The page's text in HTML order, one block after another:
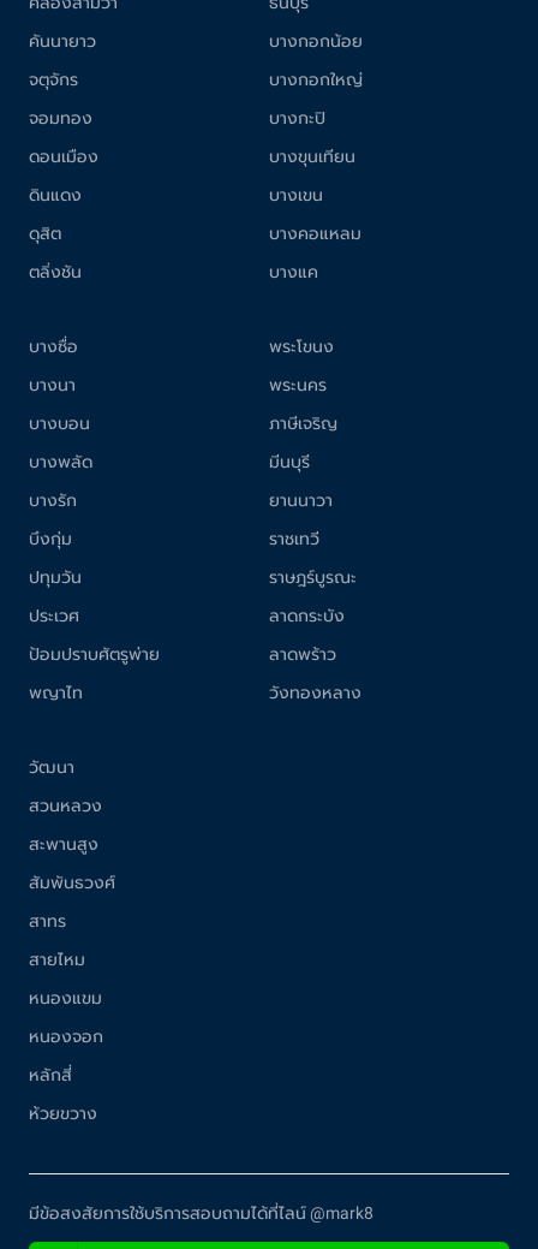
คันนายาว
จตุจักร
จอมทอง
ดอนเมือง
ดินแดง
ดุสิต
ตลิ่งชัน
บางกอกน้อย
บางกอกใหญ่
บางกะปิ
บางขุนเทียน
บางเขน
บางคอแหลม
บางแค
บางซื่อ
บางนา
บางบอน
บางพลัด
บางรัก
บึงกุ่ม
ปทุมวัน
ประเวศ
ป้อมปราบศัตรูพ่าย
พญาไท
พระโขนง
พระนคร
ภาษีเจริญ
มีนบุรี
ยานนาวา
ราชเทวี
ราษฎร์บูรณะ
ลาดกระบัง
ลาดพร้าว
วังทองหลาง
วัฒนา
สวนหลวง
สะพานสูง
สัมพันธวงศ์
สาทร
สายไหม
หนองแขม
หนองจอก
หลักสี่
ห้วยขวาง
มีข้อสงสัยการใช้บริการสอบถามได้ที่ไลน์ @mark8